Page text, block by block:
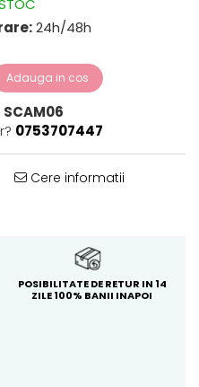
24h/48h
Adauga in cos
SCAM06
0753707447
Cere informatii
POSIBILITATE DE RETUR IN 14
ZILE 100% BANII INAPOI